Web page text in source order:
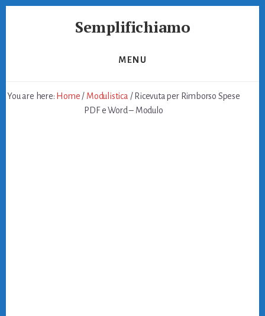
Semplifichiamo
MENU
You are here: Home / Modulistica /Ricevuta per Rimborso Spese
PDF e Word – Modulo